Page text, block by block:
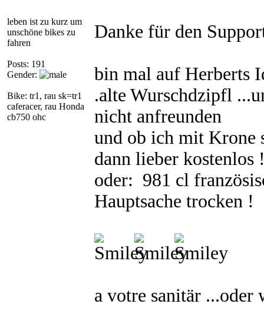
leben ist zu kurz um
unschöne bikes zu
fahren
Posts: 191
Gender:
Bike: tr1, rau sk=tr1
caferacer, rau Honda
cb750 ohc
Danke für den
bin mal auf Herberts
.alte Wurschdzipfl
nicht anfreunden
und ob ich mit Krone
dann lieber
oder: 981 cl
Hauptsache trocken !
a votre sanitär ...oder